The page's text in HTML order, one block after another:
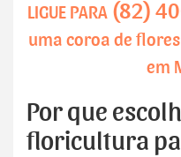
LIGUE PARA (82)
uma coroa de
em
Por que
floricultura